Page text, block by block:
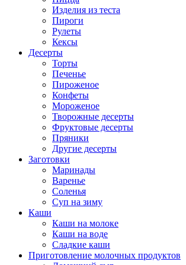
Изделия из теста
Пироги
Рулеты
Кексы
Десерты
Торты
Печенье
Пироженое
Конфеты
Мороженое
Творожные десерты
Фруктовые десерты
Пряники
Другие десерты
Заготовки
Маринады
Варенье
Соленья
Суп на зиму
Каши
Каши на молоке
Каши на воде
Сладкие каши
Приготовление молочных продуктов